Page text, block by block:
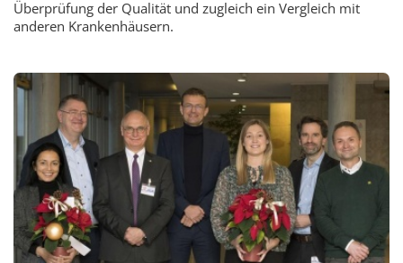
Überprüfung der Qualität und zugleich ein Vergleich mit
anderen Krankenhäusern.